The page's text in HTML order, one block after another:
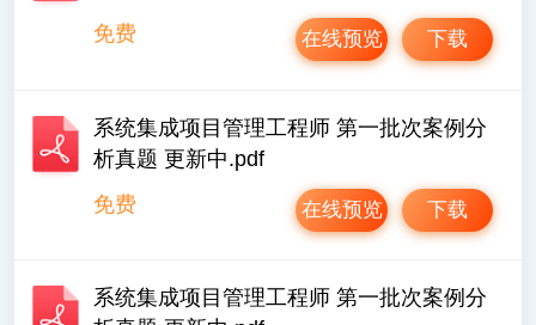
免费
下载
在线预览
系统集成项目管理工程师 第一批次案例分
析真题 更新中.pdf
免费
下载
在线预览
系统集成项目管理工程师 第一批次案例分